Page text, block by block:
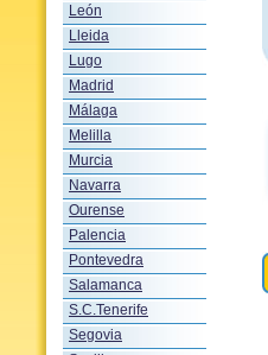
León
Lleida
Lugo
Madrid
Málaga
Melilla
Murcia
Navarra
Ourense
Palencia
Pontevedra
Salamanca
S.C.Tenerife
Segovia